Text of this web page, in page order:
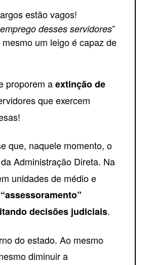
estão vagos!
desses servidores”
mesmo um leigo é capaz de
proporem aextinção de
que exercem
que, naquele momento, o
Administração Direta. Na
unidades de médio e
decisões judiciais.
do estado. Ao mesmo
diminuir a